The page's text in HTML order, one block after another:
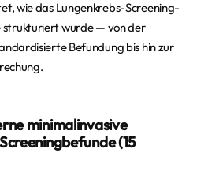
wie das Lungenkrebs-Screening-
wurde — von der
Befundung bis hin zur
minimalinvasive
(15